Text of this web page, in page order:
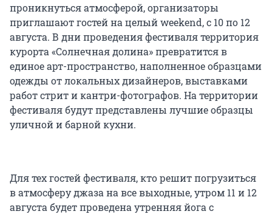
проникнуться атмосферой, организаторы
приглашают гостей на целый weekend, с 10 по 12
августа. В дни проведения фестиваля территория
курорта «Солнечная долина» превратится в
единое арт-пространство, наполненное образцами
одежды от локальных дизайнеров, выставками
работ стрит и кантри-фотографов. На территории
фестиваля будут представлены лучшие образцы
уличной и барной кухни.
Для тех гостей фестиваля, кто решит погрузиться
в атмосферу джаза на все выходные, утром 11 и 12
августа будет проведена утренняя йога с